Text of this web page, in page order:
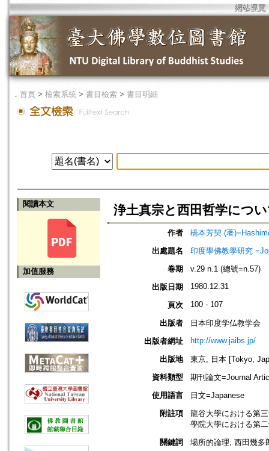
網站導覽
． 首頁 > 檢索系統 > 書目檢索 > 書目明細
閱讀本文
加值服務
浄土真宗と西田哲学につ
作者
橋本芳契 (著
出處題名
印度學佛教學研究
卷期
v.29 n.1 (總號=n.57)
出版日期
1980.12.31
頁次 100 - 107
出版者
日本印度学仏教学会
出版者網址
http://www.jaibs.jp/
出版地
東京, 日本 [Tokyo,
資料類型
期刊論文=Journal
使用語言
日文=Japanese
附註項
龍谷大學における第
學院大學における第
關鍵詞
場所的論理; 西田幾多